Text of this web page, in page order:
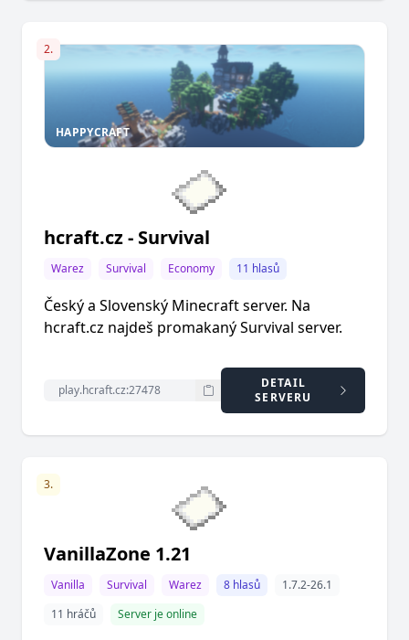
HAPPYCRAFT
2.
hcraft.cz - Survival
Warez Survival Economy 11 hlasů
Český a Slovenský Minecraft server. Na
hcraft.cz najdeš promakaný Survival server.
DETAIL
SERVERU
3.
VanillaZone 1.21
Vanilla Survival Warez 8 hlasů
1.7.2-26.1
11 hráčů
Server je online